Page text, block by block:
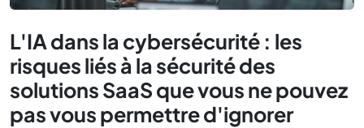
L'IA dans la cybersécurité : les
risques liés à la sécurité des
solutions SaaS que vous ne pouvez
pas vous permettre d'ignorer